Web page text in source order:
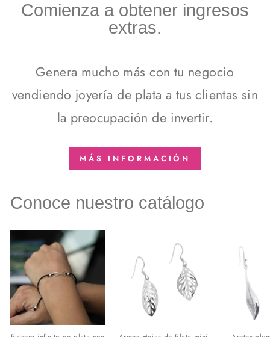
Comienza a obtener ingresos
extras.
Genera mucho más con tu negocio
vendiendo joyería de plata a tus clientas sin
la preocupación de invertir.
MÁS INFORMACIÓN
Conoce nuestro catálogo